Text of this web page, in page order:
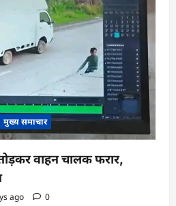
मुख्य समाचार
वाहन चालक फरार,
ago 0